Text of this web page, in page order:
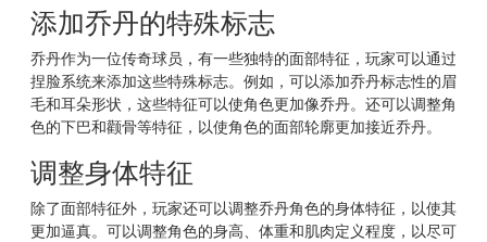
添加乔丹的特殊标志
乔丹作为一位传奇球员，有一些独特的面部特征，玩家可以通过
捏脸系统来添加这些特殊标志。例如，可以添加乔丹标志性的眉
毛和耳朵形状，这些特征可以使角色更加像乔丹。还可以调整角
色的下巴和颧骨等特征，以使角色的面部轮廓更加接近乔丹。
调整身体特征
除了面部特征外，玩家还可以调整乔丹角色的身体特征，以使其
更加逼真。可以调整角色的身高、体重和肌肉定义程度，以尽可